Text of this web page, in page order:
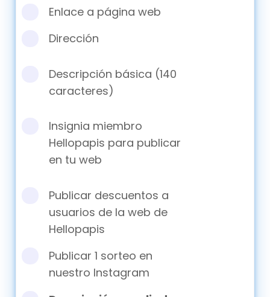
Enlace a página web
Dirección
Descripción básica (140
caracteres)
Insignia miembro
Hellopapis para publicar
en tu web
Publicar descuentos a
usuarios de la web de
Hellopapis
Publicar 1 sorteo en
nuestro Instagram